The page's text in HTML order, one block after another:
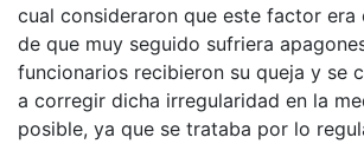
cual consideraron que este factor era
de que muy seguido sufriera
funcionarios recibieron su queja y se
a corregir dicha irregularidad en la
posible, ya que se trataba por lo